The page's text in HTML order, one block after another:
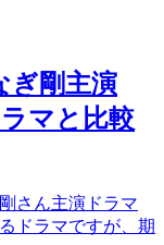
ぎ剛主演
マと比較
さん主演ドラマ
ドラマですが、期